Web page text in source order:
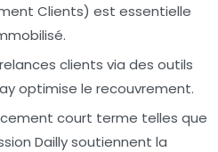
Clients) est essentielle
clients via des outils
optimise le recouvrement.
court terme telles que
Dailly soutiennent la